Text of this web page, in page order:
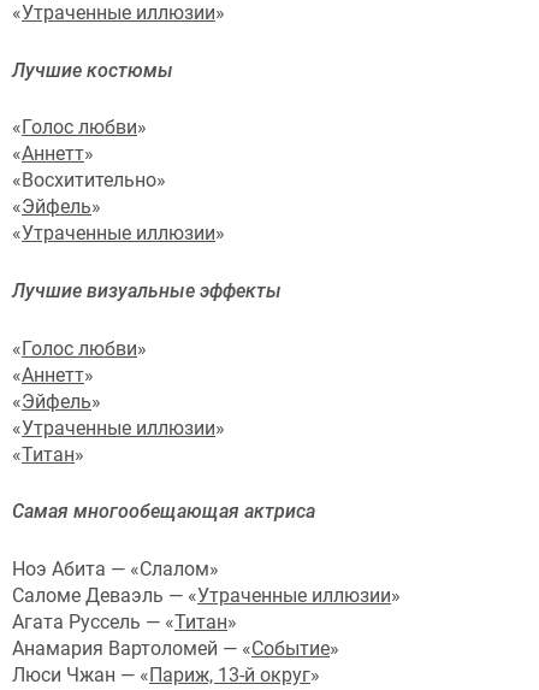
«Утраченные иллюзии»
Лучшие костюмы
« Голос любви»
«Аннетт»
«Восхитительно»
«Эйфель»
«Утраченные иллюзии»
Лучшие визуальные эффекты
«Голос любви»
«Аннетт»
«Эйфель»
«Утраченные иллюзии»
«Титан»
Самая многообещающая актриса
Ноэ Абита — «Слалом»
Саломе Деваэль — «Утраченные иллюзии»
Агата Руссель — «Титан»
Анамария Вартоломей — «Событие»
Люси Чжан — «Париж, 13-й округ»